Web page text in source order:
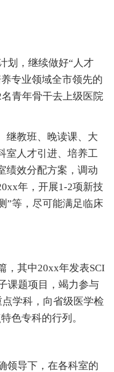
，继续做好“人才
专业领域全市领先的
青年骨干去上级医院
教班、晚读课、大
室人才引进、培养工
绩效分配方案，调动
年，开展1-2项新技
”等，尽可能满足临床
其中20xx年发表SCI
课题项目，竭力参与
学科，向省级医学检
色专科的行列。
导下，在各科室的